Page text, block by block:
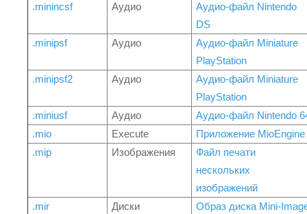
.minincsf
Аудио
Аудио-файл Nintendo
DS
.minipsf
Аудио
Аудио-файл Miniature
PlayStation
.minipsf2
Аудио
Аудио-файл Miniature
PlayStation
.miniusf
Аудио
Аудио-файл Nintendo
.mio
Execute
Приложение MioEngine
.mip
Изображения
Файл печати
нескольких
изображений
.mir
Диски
Образ диска Mini-